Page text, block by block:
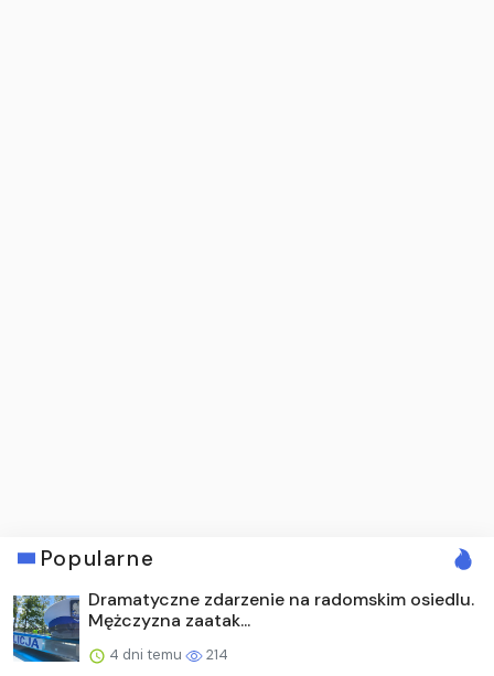
Popularne
Dramatyczne zdarzenie na radomskim osiedlu.
Mężczyzna zaatak...
4 dni temu 214